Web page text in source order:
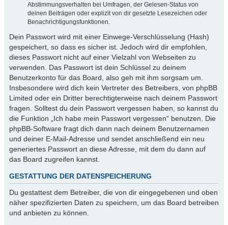
Abstimmungsverhalten bei Umfragen, der Gelesen-Status von
deinen Beiträgen oder explizit von dir gesetzte Lesezeichen oder
Benachrichtigungsfunktionen.
Dein Passwort wird mit einer Einwege-Verschlüsselung (Hash)
gespeichert, so dass es sicher ist. Jedoch wird dir empfohlen,
dieses Passwort nicht auf einer Vielzahl von Webseiten zu
verwenden. Das Passwort ist dein Schlüssel zu deinem
Benutzerkonto für das Board, also geh mit ihm sorgsam um.
Insbesondere wird dich kein Vertreter des Betreibers, von phpBB
Limited oder ein Dritter berechtigterweise nach deinem Passwort
fragen. Solltest du dein Passwort vergessen haben, so kannst du
die Funktion „Ich habe mein Passwort vergessen“ benutzen. Die
phpBB-Software fragt dich dann nach deinem Benutzernamen
und deiner E-Mail-Adresse und sendet anschließend ein neu
generiertes Passwort an diese Adresse, mit dem du dann auf
das Board zugreifen kannst.
GESTATTUNG DER DATENSPEICHERUNG
Du gestattest dem Betreiber, die von dir eingegebenen und oben
näher spezifizierten Daten zu speichern, um das Board betreiben
und anbieten zu können.